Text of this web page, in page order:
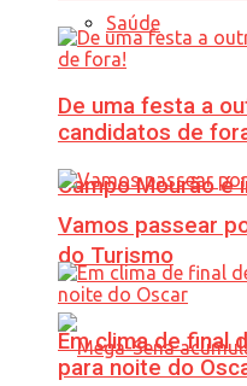
Saúde
Campo Mourão é
do Turismo
De uma festa a
candidatos de
Vamos passear
Em clima de final
para noite do